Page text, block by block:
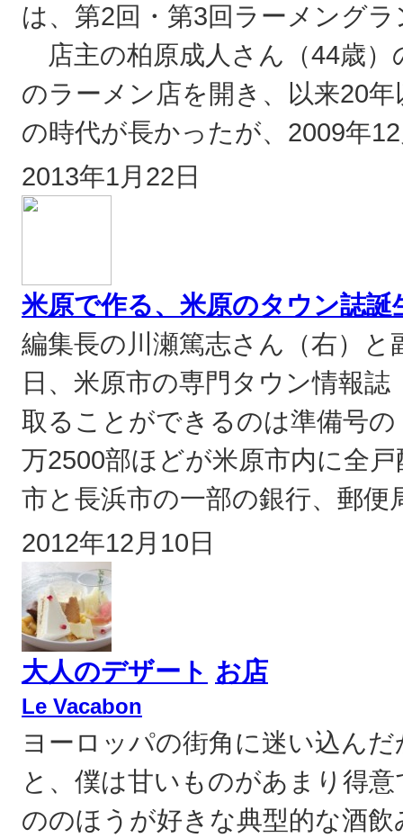
は、第2回・第3回ラーメング
店主の柏原成人さん（44歳）
のラーメン店を開き、以来20
の時代が長かったが、2009年
2013年1月22日
米原で作る、米原のタウン誌誕
編集長の川瀬篤志さん（右）
日、米原市の専門タウン情報
取ることができるのは準備号
万2500部ほどが米原市内に全
市と長浜市の一部の銀行、郵
2012年12月10日
大人のデザート お店
Le Vacabon
ヨーロッパの街角に迷い込ん
と、僕は甘いものがあまり得
ののほうが好きな典型的な酒